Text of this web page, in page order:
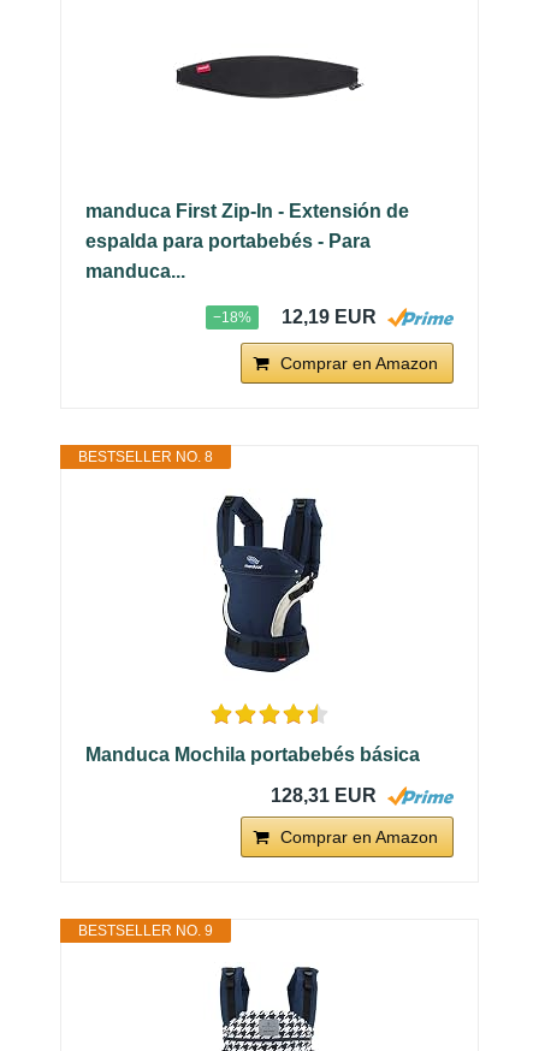
manduca First Zip-In - Extensión de
espalda para portabebés - Para
manduca...
−18% 12,19 EUR
Comprar en Amazon
BESTSELLER NO. 8
Manduca Mochila portabebés básica
128,31 EUR
Comprar en Amazon
BESTSELLER NO. 9